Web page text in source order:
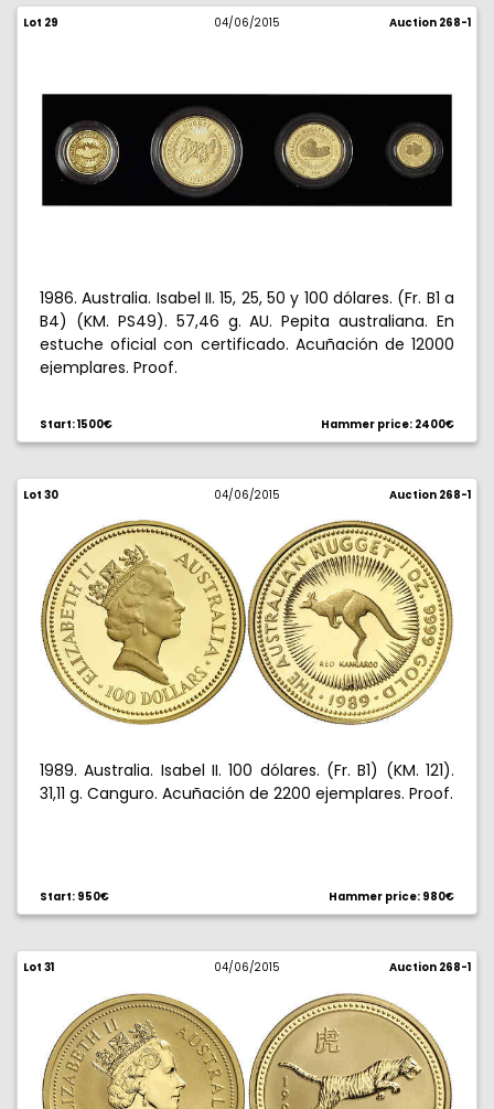
Lot 29 04/06/2015 Auction 268-1
1986. Australia. Isabel II. 15, 25, 50 y 100 dólares. (Fr. B1 a
B4) (KM. PS49). 57,46 g. AU. Pepita australiana. En
estuche oficial con certificado. Acuñación de 12000
ejemplares. Proof.
Start: 1500€ Hammer price: 2400€
Lot 30 04/06/2015 Auction 268-1
1989. Australia. Isabel II. 100 dólares. (Fr. B1) (KM. 121).
31,11 g. Canguro. Acuñación de 2200 ejemplares. Proof.
Start: 950€ Hammer price: 980€
Lot 31 04/06/2015 Auction 268-1